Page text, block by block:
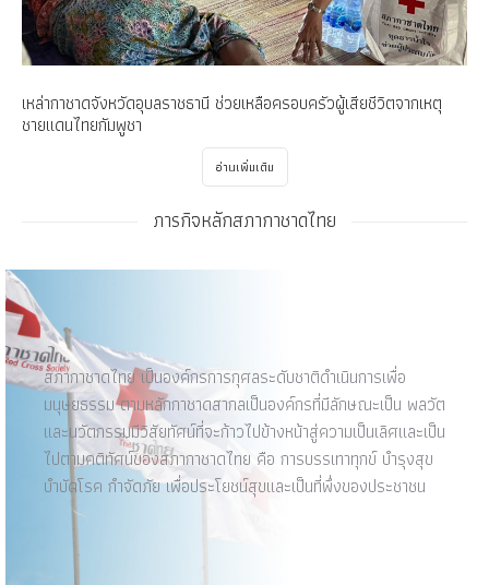
เหล่ากาชาดจังหวัดอุบลราชธานี ช่วยเหลือครอบครัวผู้เสียชีวิตจากเหตุ
ชายแดนไทยกัมพูชา
อ่านเพิ่มเติม
ภารกิจหลักสภากาชาดไทย
สภากาชาดไทย เป็นองค์กรการกุศลระดับชาติดำเนินการเพื่อ
มนุษยธรรม ตามหลักกาชาดสากลเป็นองค์กรที่มีลักษณะเป็น พลวัต
และนวัตกรรมมีวิสัยทัศน์ที่จะก้าวไปข้างหน้าสู่ความเป็นเลิศและเป็น
ไปตามคติทัศน์ของสภากาชาดไทย คือ การบรรเทาทุกข์ บำรุงสุข
บำบัดโรค กำจัดภัย เพื่อประโยชน์สุขและเป็นที่พึ่งของประชาชน